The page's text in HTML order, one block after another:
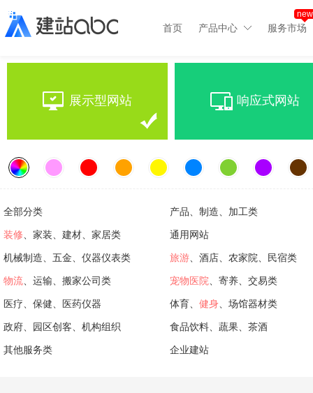
首页 产品中心 服务市场
new
展示型网站 响应式网站
全部分类 产品、制造、加工类
装修 、家装、建材、家居类 通用网站
机械制造、五金、仪器仪表类 旅游 、酒店、农家院、民宿类
物流 、运输、搬家公司类 宠物医院 、寄养、交易类
医疗、保健、医药仪器 体育、 健身 、场馆器材类
政府、园区创客、机构组织 食品饮料、蔬果、茶酒
其他服务类 企业建站